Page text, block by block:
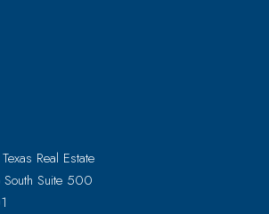
Real Estate
Suite 500